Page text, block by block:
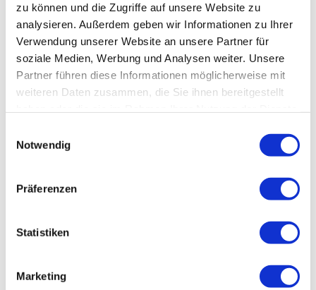
zu können und die Zugriffe auf unsere Website zu
analysieren. Außerdem geben wir Informationen zu Ihrer
Verwendung unserer Website an unsere Partner für
soziale Medien, Werbung und Analysen weiter. Unsere
Partner führen diese Informationen möglicherweise mit
weiteren Daten zusammen, die Sie ihnen bereitgestellt
Notwendig
Präferenzen
Statistiken
Marketing